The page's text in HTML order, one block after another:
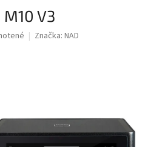
M10 V3
Značka: NAD